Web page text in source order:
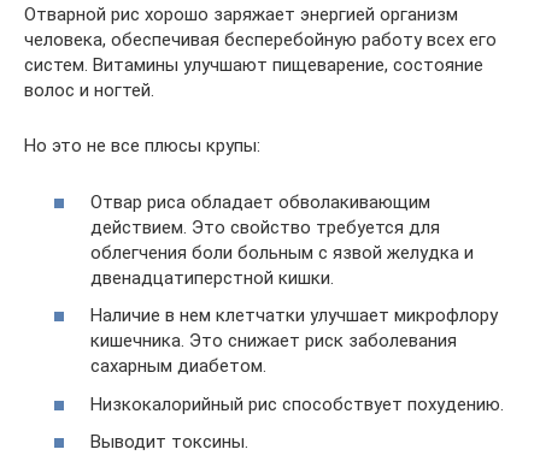
Отварной рис хорошо заряжает энергией организм
человека, обеспечивая бесперебойную работу всех его
систем. Витамины улучшают пищеварение, состояние
волос и ногтей.
Но это не все плюсы крупы:
Отвар риса обладает обволакивающим
действием. Это свойство требуется для
облегчения боли больным с язвой желудка и
двенадцатиперстной кишки.
Наличие в нем клетчатки улучшает микрофлору
кишечника. Это снижает риск заболевания
сахарным диабетом.
Низкокалорийный рис способствует похудению.
Выводит токсины.